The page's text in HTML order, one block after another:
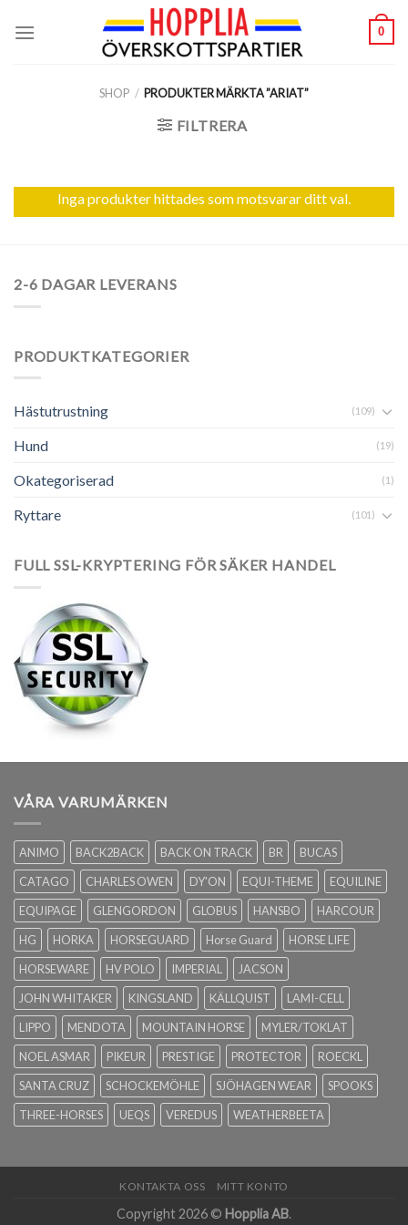
0
SHOP / PRODUKTER MÄRKTA ”ARIAT”
FILTRERA
Inga produkter hittades som motsvarar ditt val.
2-6 DAGAR LEVERANS
PRODUKTKATEGORIER
Hästutrustning (109)
Hund (19)
Okategoriserad (1)
Ryttare (101)
FULL SSL-KRYPTERING FÖR SÄKER HANDEL
VÅRA VARUMÄRKEN
ANIMO BACK2BACK BACK ON TRACK BR
BUCAS
CATAGO
CHARLES OWEN DY'ON EQUI-THEME
EQUILINE
EQUIPAGE
GLENGORDON GLOBUS HANSBO
HARCOUR
HG
HORKA HORSEGUARD Horse Guard
HORSE LIFE
HORSEWARE
HV POLO IMPERIAL
JACSON
JOHN WHITAKER
KINGSLAND KÄLLQUIST
LAMI-CELL
LIPPO
MENDOTA MOUNTAIN HORSE
MYLER/TOKLAT
NOEL ASMAR
PIKEUR PRESTIGE PROTECTOR
ROECKL
SANTA CRUZ
SCHOCKEMÖHLE SJÖHAGEN WEAR
SPOOKS
THREE-HORSES
UEQS VEREDUS WEATHERBEETA
KONTAKTA OSS MITT KONTO
Copyright 2026 © Hopplia AB.